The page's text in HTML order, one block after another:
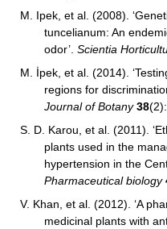
M. Ipek, et al. (2008).
tuncelianum: An
odor’. Scientia
M. İpek, et al. (2014).
regions for
Journal of Botany 38
S. D. Karou, et al. (2011).
plants used in the
hypertension in the
Pharmaceutical biology
V. Khan, et al. (2012). ‘A
medicinal plants with